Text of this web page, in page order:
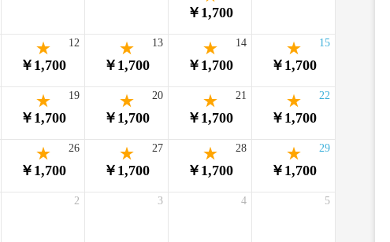
￥1,700
￥1,700
12
￥1,700
13
￥1,700
14
￥1,700
15
￥1,700
19
￥1,700
20
￥1,700
21
￥1,700
22
￥1,700
26
￥1,700
27
￥1,700
28
￥1,700
29
2 3 4 5